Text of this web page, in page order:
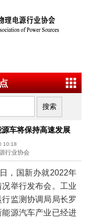
车将保持高速发展
10:18
行业协会
，国新办就2022年
举行发布会。工业
监测协调局局长罗
源汽车产业已经进